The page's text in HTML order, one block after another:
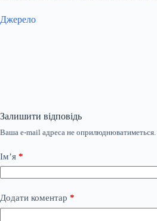
Джерело
Залишити відповідь
Ваша e-mail адреса не оприлюднюватиметься.
Ім’я *
Додати коментар *